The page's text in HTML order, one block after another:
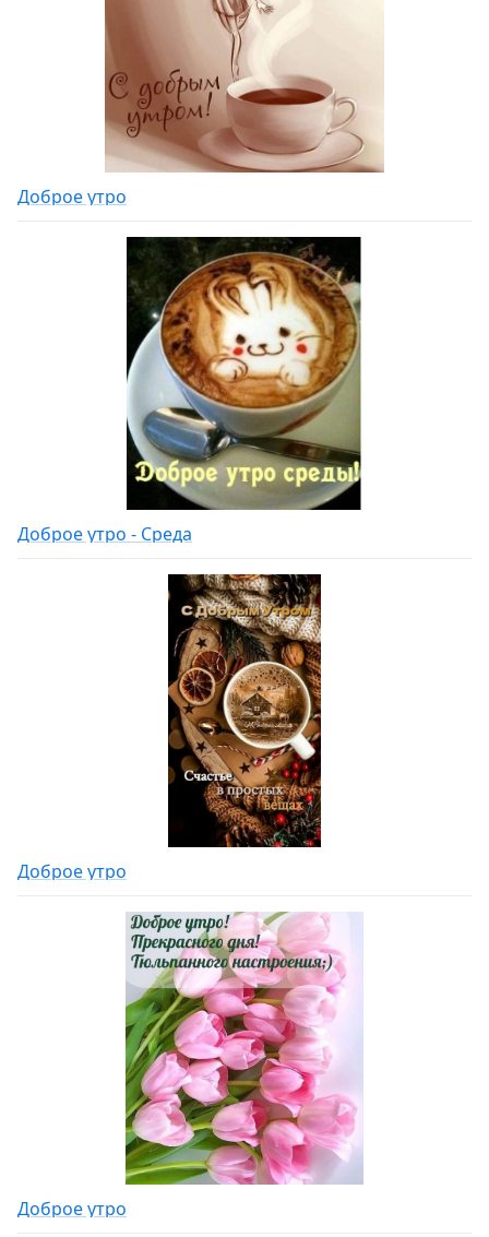
Доброе утро
Доброе утро - Среда
Доброе утро
Доброе утро